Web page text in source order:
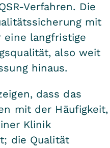
Verfahren. Die
mit
eine langfristige
also weit
hinaus.
dass das
mit der Häufigkeit,
Klinik
die Qualität